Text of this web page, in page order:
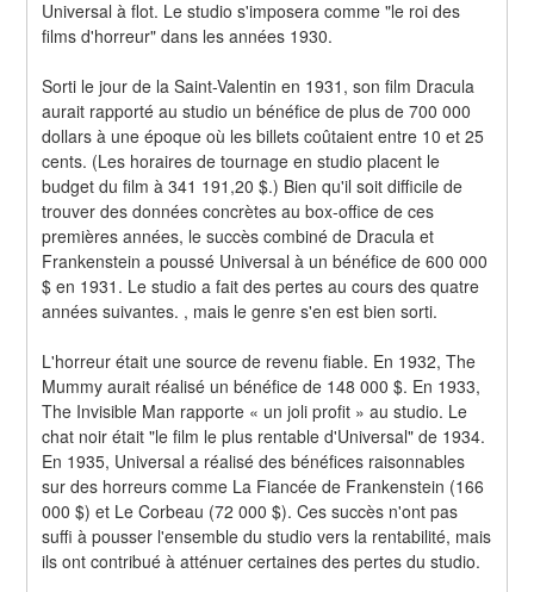
Universal à flot. Le studio s'imposera comme "le roi des
films d'horreur" dans les années 1930.
Sorti le jour de la Saint-Valentin en 1931, son film Dracula
aurait rapporté au studio un bénéfice de plus de 700 000
dollars à une époque où les billets coûtaient entre 10 et 25
cents. (Les horaires de tournage en studio placent le
budget du film à 341 191,20 $.) Bien qu'il soit difficile de
trouver des données concrètes au box-office de ces
premières années, le succès combiné de Dracula et
Frankenstein a poussé Universal à un bénéfice de 600 000
$ en 1931. Le studio a fait des pertes au cours des quatre
années suivantes. , mais le genre s'en est bien sorti.
L'horreur était une source de revenu fiable. En 1932, The
Mummy aurait réalisé un bénéfice de 148 000 $. En 1933,
The Invisible Man rapporte « un joli profit » au studio. Le
chat noir était "le film le plus rentable d'Universal" de 1934.
En 1935, Universal a réalisé des bénéfices raisonnables
sur des horreurs comme La Fiancée de Frankenstein (166
000 $) et Le Corbeau (72 000 $). Ces succès n'ont pas
suffi à pousser l'ensemble du studio vers la rentabilité, mais
ils ont contribué à atténuer certaines des pertes du studio.